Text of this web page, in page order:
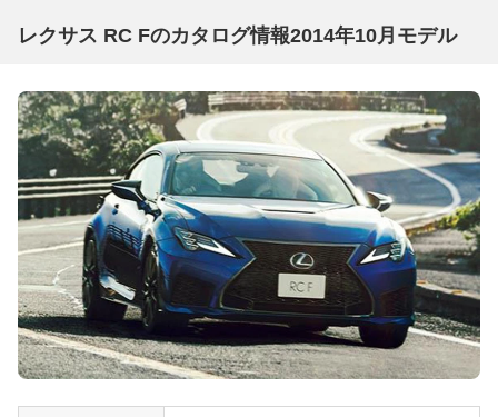
レクサス RC Fのカタログ情報2014年10月モデル